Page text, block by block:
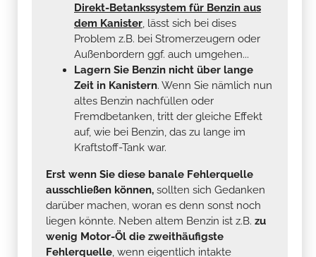
Direkt-Betankssystem für Benzin aus
dem Kanister, lässt sich bei dises
Problem z.B. bei Stromerzeugern oder
Außenbordern ggf. auch umgehen...
Lagern Sie Benzin nicht über lange
Zeit in Kanistern. Wenn Sie nämlich nun
altes Benzin nachfüllen oder
Fremdbetanken, tritt der gleiche Effekt
auf, wie bei Benzin, das zu lange im
Kraftstoff-Tank war.
Erst wenn Sie diese banale Fehlerquelle
ausschließen können, sollten sich Gedanken
darüber machen, woran es denn sonst noch
liegen könnte. Neben altem Benzin ist z.B. zu
wenig Motor-Öl die zweithäufigste
Fehlerquelle, wenn eigentlich intakte